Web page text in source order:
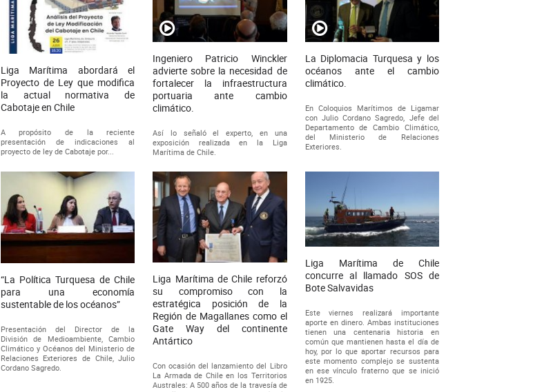
Liga Marítima abordará el
Proyecto de Ley que modifica
la actual normativa de
Cabotaje en Chile
A propósito de la reciente
presentación de indicaciones al
proyecto de ley de Cabotaje por...
Ingeniero Patricio Winckler
advierte sobre la necesidad de
fortalecer la infraestructura
portuaria ante cambio
climático.
Así lo señaló el experto, en una
exposición realizada en la Liga
Marítima de Chile.
La Diplomacia Turquesa y los
océanos ante el cambio
climático.
En Coloquios Marítimos de Ligamar
con Julio Cordano Sagredo, Jefe del
Departamento de Cambio Climático,
del Ministerio de Relaciones
Exteriores.
“La Política Turquesa de Chile
para una economía
sustentable de los océanos”
Presentación del Director de la
División de Medioambiente, Cambio
Climático y Océanos del Ministerio de
Relaciones Exteriores de Chile, Julio
Cordano Sagredo.
Liga Marítima de Chile reforzó
su compromiso con la
estratégica posición de la
Región de Magallanes como el
Gate Way del continente
Antártico
Con ocasión del lanzamiento del Libro
La Armada de Chile en los Territorios
Australes: A 500 años de la travesía de
Liga Marítima de Chile
concurre al llamado SOS de
Bote Salvavidas
Este viernes realizará importante
aporte en dinero. Ambas instituciones
tienen una centenaria historia en
común que mantienen hasta el día de
hoy, por lo que aportar recursos para
este momento complejo se sustenta
en ese vínculo fraterno que se inició
en 1925.